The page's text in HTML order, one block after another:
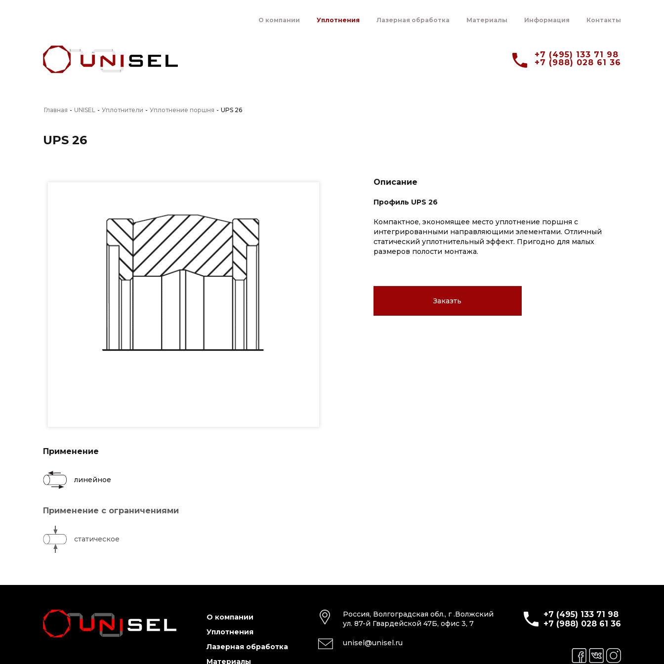
О компании Уплотнения Лазерная обработка Материалы Информация Контакты
+7 (495) 133 71 98
+7 (988) 028 61 36
Главная - UNISEL - Уплотнители - Уплотнение поршня - UPS 26
UPS 26
Применение
линейное
Применение с ограничениями
статическое
Описание
Профиль UPS 26
Компактное, экономящее место уплотнение поршня с
интегрированными направляющими элементами. Отличный
статический уплотнительный эффект. Пригодно для малых
размеров полости монтажа.
Заказть
О компании
Уплотнения
Лазерная обработка
Материалы
Россия, Волгоградская обл., г .Волжский
ул. 87-й Гвардейской 47Б, офис 3, 7
unisel@unisel.ru
+7 (495) 133 71 98
+7 (988) 028 61 36